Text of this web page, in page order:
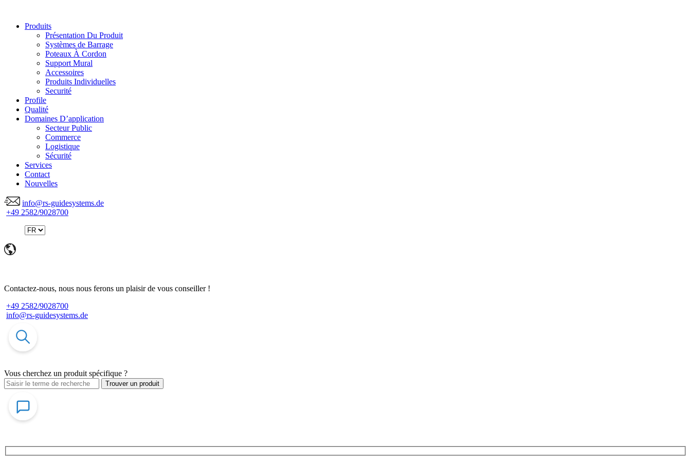
Produits
Présentation Du Produit
Sys­tèmes de Bar­rage
Poteaux À Cordon
Support Mural
Accessoires
Produits Individuelles
Securité
Profile
Qualité
Domaines D’application
Secteur Public
Commerce
Logistique
Sécurité
Services
Contact
Nouvelles
info@rs-guidesystems.de
+49 2582/9028700
Contactez-nous, nous nous ferons un plaisir de vous conseiller !
+49 2582/9028700
info@rs-guidesystems.de
Vous cherchez un produit spécifique ?
Trouver un produit